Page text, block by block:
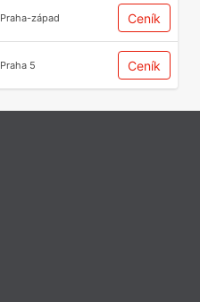
Praha-západ Ceník
Praha 5 Ceník